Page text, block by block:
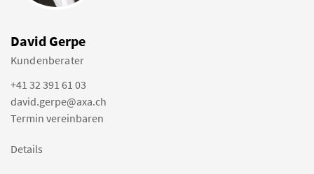
David Gerpe
Kundenberater
+41 32 391 61 03
david.gerpe@axa.ch
Termin vereinbaren
Details